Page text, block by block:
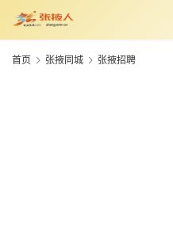
首页 张掖同城 张掖招聘